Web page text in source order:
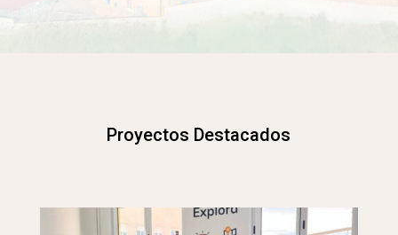
Proyectos Destacados